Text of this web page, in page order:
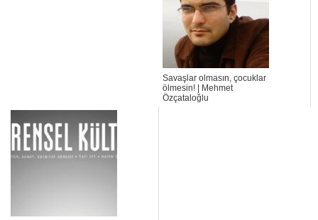
Savaşlar olmasın, çocuklar
ölmesin! | Mehmet
Özçataloğlu